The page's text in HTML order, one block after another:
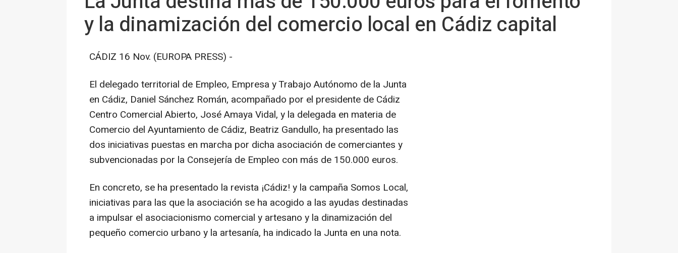
y la dinamización del comercio local en Cádiz capital
CÁDIZ 16 Nov. (EUROPA PRESS) -
El delegado territorial de Empleo, Empresa y Trabajo Autónomo de la Junta
en Cádiz, Daniel Sánchez Román, acompañado por el presidente de Cádiz
Centro Comercial Abierto, José Amaya Vidal, y la delegada en materia de
Comercio del Ayuntamiento de Cádiz, Beatriz Gandullo, ha presentado las
dos iniciativas puestas en marcha por dicha asociación de comerciantes y
subvencionadas por la Consejería de Empleo con más de 150.000 euros.
En concreto, se ha presentado la revista ¡Cádiz! y la campaña Somos Local,
iniciativas para las que la asociación se ha acogido a las ayudas destinadas
a impulsar el asociacionismo comercial y artesano y la dinamización del
pequeño comercio urbano y la artesanía, ha indicado la Junta en una nota.